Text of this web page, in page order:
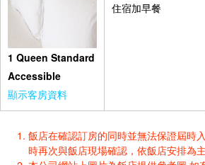
1 Queen Standard
Accessible
顯示客房資料
住宿加早餐
飯店在確認訂房的同時並無法保證屆時
時再次與飯店現場確認，依飯店安排為主